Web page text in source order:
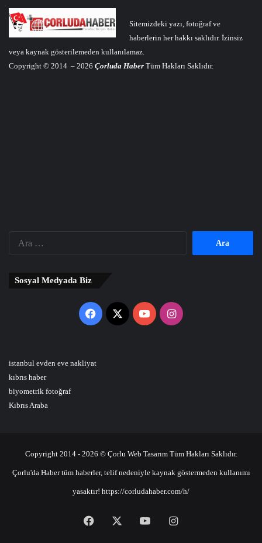
Sitemizdeki yazı, fotoğraf ve
haberlerin her hakkı saklıdır. İzinsiz
veya kaynak gösterilemeden kullanılamaz.
Copyright © 2014 – 2026 Çorluda Haber Tüm Hakları Saklıdır.
Sosyal Medyada Biz
Facebook
X YouTubeInstagram
istanbul evden eve nakliyat
kıbrıs haber
biyometrik fotoğraf
Kıbrıs Araba
Copyright 2014 - 2026 © Çorlu Web Tasarım Tüm Hakları Saklıdır.
Çorlu'da Haber tüm haberler, telif nedeniyle kaynak göstermeden kullanımı
yasaktır! https://corludahaber.com/h/
Facebook YouTubeInstagram